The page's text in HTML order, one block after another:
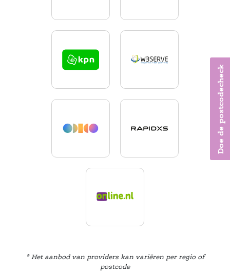
Doe de postcodecheck
Het aanbod van providers kan variëren per regio of
postcode